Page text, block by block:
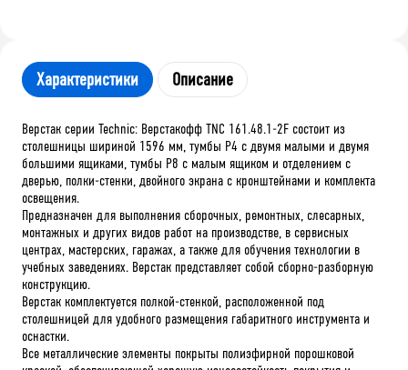
Характеристики Описание
Верстак серии Technic: Верстакофф TNC 161.48.1-2F состоит из
столешницы шириной 1596 мм, тумбы P4 с двумя малыми и двумя
большими ящиками, тумбы P8 с малым ящиком и отделением с
дверью, полки-стенки, двойного экрана с кронштейнами и комплекта
освещения.
Предназначен для выполнения сборочных, ремонтных, слесарных,
монтажных и других видов работ на производстве, в сервисных
центрах, мастерских, гаражах, а также для обучения технологии в
учебных заведениях. Верстак представляет собой сборно-разборную
конструкцию.
Верстак комплектуется полкой-стенкой, расположенной под
столешницей для удобного размещения габаритного инструмента и
оснастки.
Все металлические элементы покрыты полиэфирной порошковой